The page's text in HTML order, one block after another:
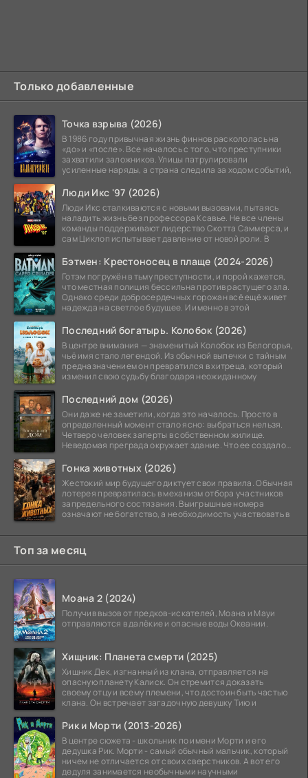
Только добавленные
Точка взрыва (2026)
В 1986 году привычная жизнь финнов раскололась на
«до» и «после». Все началось с того, что преступники
захватили заложников. Улицы патрулировали
усиленные наряды, а страна следила за ходом событий,
Люди Икс '97 (2026)
Люди Икс сталкиваются с новыми вызовами, пытаясь
наладить жизнь без профессора Ксавье. Не все члены
команды поддерживают лидерство Скотта Саммерса, и
сам Циклоп испытывает давление от новой роли. В
Бэтмен: Крестоносец в плаще (2024-2026)
Готэм погружён в тьму преступности, и порой кажется,
что местная полиция бессильна против растущего зла.
Однако среди добросердечных горожан всё ещё живет
надежда на светлое будущее. И именно в этой
Последний богатырь. Колобок (2026)
В центре внимания — знаменитый Колобок из Белогорья,
чьё имя стало легендой. Из обычной выпечки с тайным
предназначением он превратился в хитреца, который
изменил свою судьбу благодаря неожиданному
Последний дом (2026)
Они даже не заметили, когда это началось. Просто в
определенный момент стало ясно: выбраться нельзя.
Четверо человек заперты в собственном жилище.
Неведомая преграда окружает здание. Что ее создало
Гонка животных (2026)
Жестокий мир будущего диктует свои правила. Обычная
лотерея превратилась в механизм отбора участников
запредельного состязания. Выигрышные номера
означают не богатство, а необходимость участвовать в
Топ за месяц
Моана 2 (2024)
Получив вызов от предков-искателей, Моана и Мауи
отправляются в далёкие и опасные воды Океании.
Хищник: Планета смерти (2025)
Хищник Дек, изгнанный из клана, отправляется на
опасную планету Калиск. Он стремится доказать
своему отцу и всему племени, что достоин быть частью
клана. Он встречает загадочную девушку Тию и
Рик и Морти (2013-2026)
В центре сюжета - школьник по имени Морти и его
дедушка Рик. Морти - самый обычный мальчик, который
ничем не отличается от своих сверстников. А вот его
дедуля занимается необычными научными